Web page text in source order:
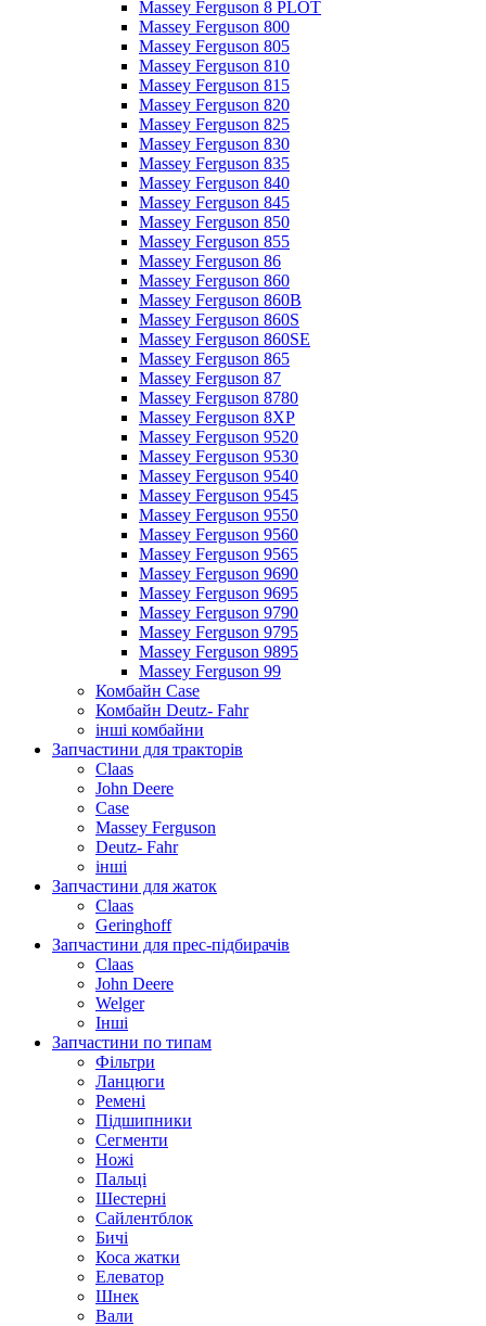
Massey Ferguson 8 PLOT
Massey Ferguson 800
Massey Ferguson 805
Massey Ferguson 810
Massey Ferguson 815
Massey Ferguson 820
Massey Ferguson 825
Massey Ferguson 830
Massey Ferguson 835
Massey Ferguson 840
Massey Ferguson 845
Massey Ferguson 850
Massey Ferguson 855
Massey Ferguson 86
Massey Ferguson 860
Massey Ferguson 860B
Massey Ferguson 860S
Massey Ferguson 860SE
Massey Ferguson 865
Massey Ferguson 87
Massey Ferguson 8780
Massey Ferguson 8XP
Massey Ferguson 9520
Massey Ferguson 9530
Massey Ferguson 9540
Massey Ferguson 9545
Massey Ferguson 9550
Massey Ferguson 9560
Massey Ferguson 9565
Massey Ferguson 9690
Massey Ferguson 9695
Massey Ferguson 9790
Massey Ferguson 9795
Massey Ferguson 9895
Massey Ferguson 99
Комбайн Case
Комбайн Deutz- Fahr
інші комбайни
Запчастини для тракторів
Claas
John Deere
Case
Massey Ferguson
Deutz- Fahr
інші
Запчастини для жаток
Claas
Geringhoff
Запчастини для прес-підбирачів
Claas
John Deere
Welger
Інші
Запчастини по типам
Фільтри
Ланцюги
Ремені
Підшипники
Сегменти
Ножі
Пальці
Шестерні
Сайлентблок
Бичі
Коса жатки
Елеватор
Шнек
Вали